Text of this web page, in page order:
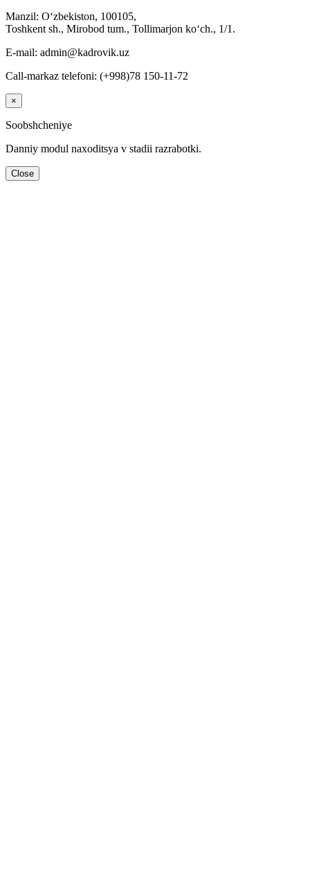
Manzil: Oʻzbekiston, 100105,
Toshkent sh., Mirobod tum., Tollimarjon koʻch., 1/1.
E-mail: admin@kadrovik.uz
Call-markaz telefoni: (+998)78 150-11-72
×
Soobshcheniye
Danniy modul naхoditsya v stadii razrabotki.
Close